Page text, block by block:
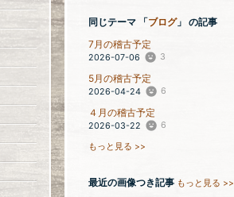
同じテーマ 「ブログ」 の記事
7月の稽古予定
2026-07-06 3
5月の稽古予定
2026-04-24 6
４月の稽古予定
2026-03-22 6
もっと見る >>
最近の画像つき記事 もっと見る >>